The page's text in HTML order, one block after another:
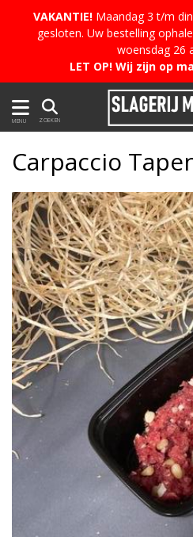
VAKANTIE! Maandag 3 t/m
gesloten. Uw bestelling
woensdag 26
LET OP! Wij zijn op
MENU ZOEKEN
Carpaccio